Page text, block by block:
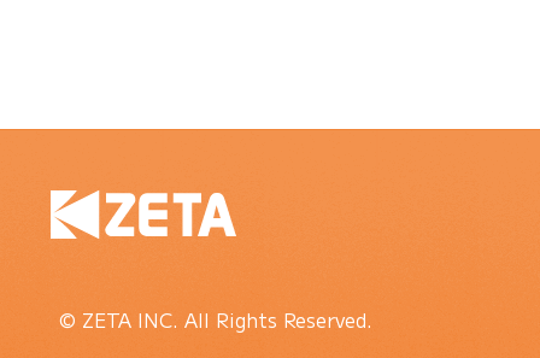
© ZETA INC. All Rights Reserved.